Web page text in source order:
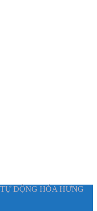
ĐỘNG HÓA HƯNG